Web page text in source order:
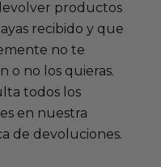
productos
recibido y que
no te
o no los quieras.
todos los
en nuestra
de devoluciones.